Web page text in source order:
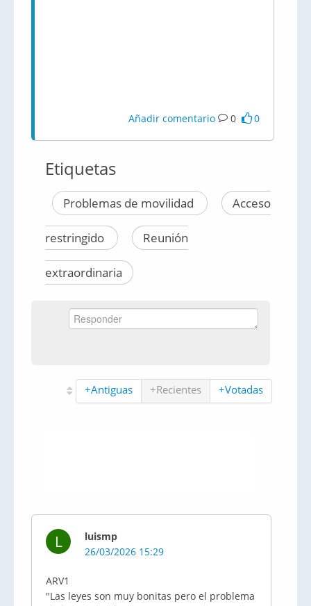
Añadir comentario 0 0
Etiquetas
Problemas de movilidad Acceso
restringido Reunión
extraordinaria
+Antiguas +Recientes +Votadas
L
luismp
26/03/2026 15:29
ARV1
"Las leyes son muy bonitas pero el problema